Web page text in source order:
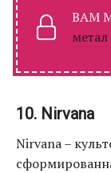
ВАМ
10. Nirvana
Nirvana –